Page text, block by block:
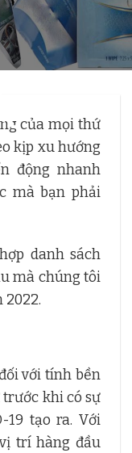
của mọi thứ
kịp xu hướng
động nhanh
mà bạn phải
danh sách
mà chúng tôi
với tính bền
khi có sự
19 tạo ra. Với
trí hàng đầu